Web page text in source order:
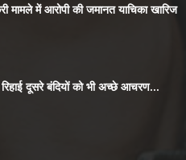
मामले में आरोपी की जमानत याचिका खारिज
रिहाई दूसरे बंदियों को भी अच्छे आचरण...